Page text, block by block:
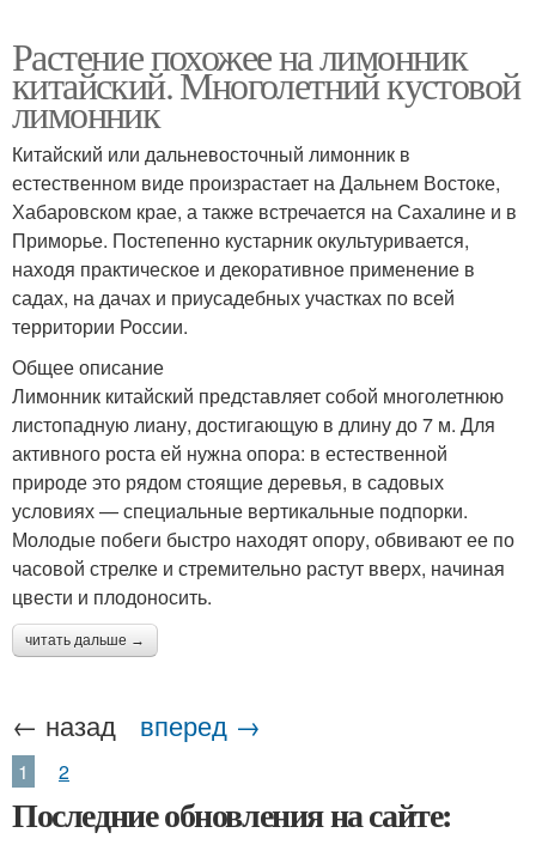
Растение похожее на лимонник
китайский. Многолетний кустовой
лимонник
Китайский или дальневосточный лимонник в
естественном виде произрастает на Дальнем Востоке,
Хабаровском крае, а также встречается на Сахалине и в
Приморье. Постепенно кустарник окультуривается,
находя практическое и декоративное применение в
садах, на дачах и приусадебных участках по всей
территории России.
Общее описание
Лимонник китайский представляет собой многолетнюю
листопадную лиану, достигающую в длину до 7 м. Для
активного роста ей нужна опора: в естественной
природе это рядом стоящие деревья, в садовых
условиях — специальные вертикальные подпорки.
Молодые побеги быстро находят опору, обвивают ее по
часовой стрелке и стремительно растут вверх, начиная
цвести и плодоносить.
читать дальше →
← назад вперед →
1 2
Последние обновления на сайте: